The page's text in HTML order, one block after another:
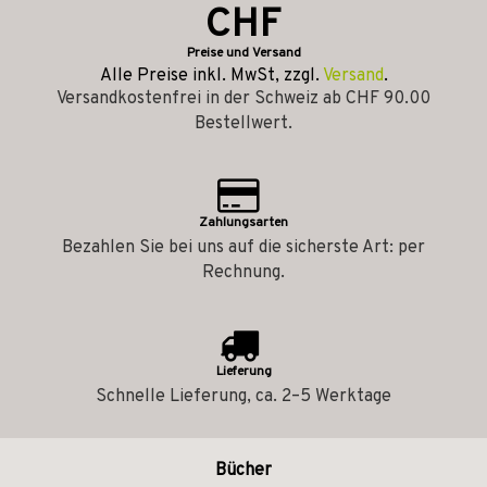
CHF
Preise und Versand
Alle Preise inkl. MwSt, zzgl. Versand.
Versandkostenfrei in der Schweiz ab CHF 90.00
Bestellwert.
Zahlungsarten
Bezahlen Sie bei uns auf die sicherste Art: per
Rechnung.
Lieferung
Schnelle Lieferung, ca. 2–5 Werktage
Bücher